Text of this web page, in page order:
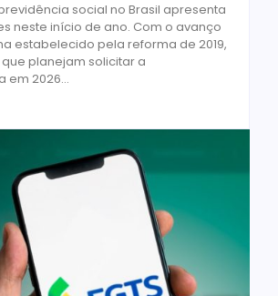
social no Brasil apresenta
neste início de ano. Com o avanço
estabelecido pela reforma de 2019,
planejam solicitar a
em 2026...